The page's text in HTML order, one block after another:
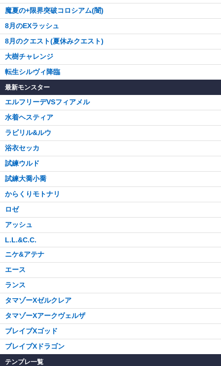
魔夏の+限界突破コロシアム(闇)
8月のEXラッシュ
8月のクエスト(夏休みクエスト)
大樹チャレンジ
転生シルヴィ降臨
最新モンスター
エルフリーデVSフィアメル
水着ヘスティア
ラビリル&ルウ
浴衣セッカ
試練ウルド
試練大喬小喬
からくりモトナリ
ロゼ
アッシュ
L.L.&C.C.
ニケ&アテナ
エース
ランス
タマゾーXゼルクレア
タマゾーXアークヴェルザ
ブレイブXゴッド
ブレイブXドラゴン
テンプレ一覧